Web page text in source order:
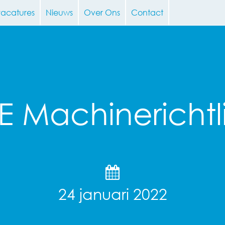
Nieuws Over Ons Contact
24 januari 2022